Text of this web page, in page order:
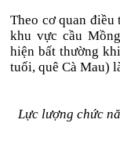
Theo cơ quan điều
khu vực cầu
hiện bất thường
tuổi, quê Cà Mau)
Lực lượng chức